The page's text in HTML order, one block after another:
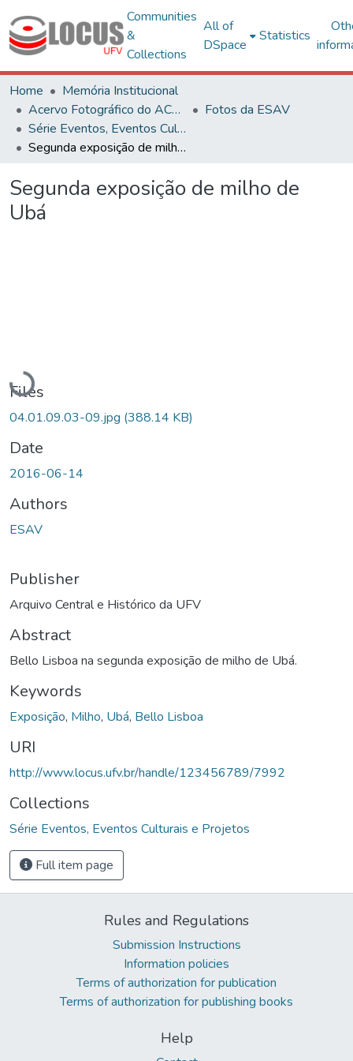
Communities
&
Collections
All of
DSpace
Statistics
Home
Memória Institucional
Acervo Fotográfico do ACH-UFV
Fotos da ESAV
Série Eventos, Eventos Culturais e Projetos
Segunda exposição de milho de Ubá
Segunda exposição de milho de
Ubá
Loading...
Files
04.01.09.03-09.jpg (388.14 KB)
Date
2016-06-14
Authors
ESAV
Publisher
Arquivo Central e Histórico da UFV
Abstract
Bello Lisboa na segunda exposição de milho de Ubá.
Keywords
Exposição, Milho, Ubá, Bello Lisboa
URI
http://www.locus.ufv.br/handle/123456789/7992
Collections
Série Eventos, Eventos Culturais e Projetos
Full item page
Rules and Regulations
Submission Instructions
Information policies
Terms of authorization for publication
Terms of authorization for publishing books
Help